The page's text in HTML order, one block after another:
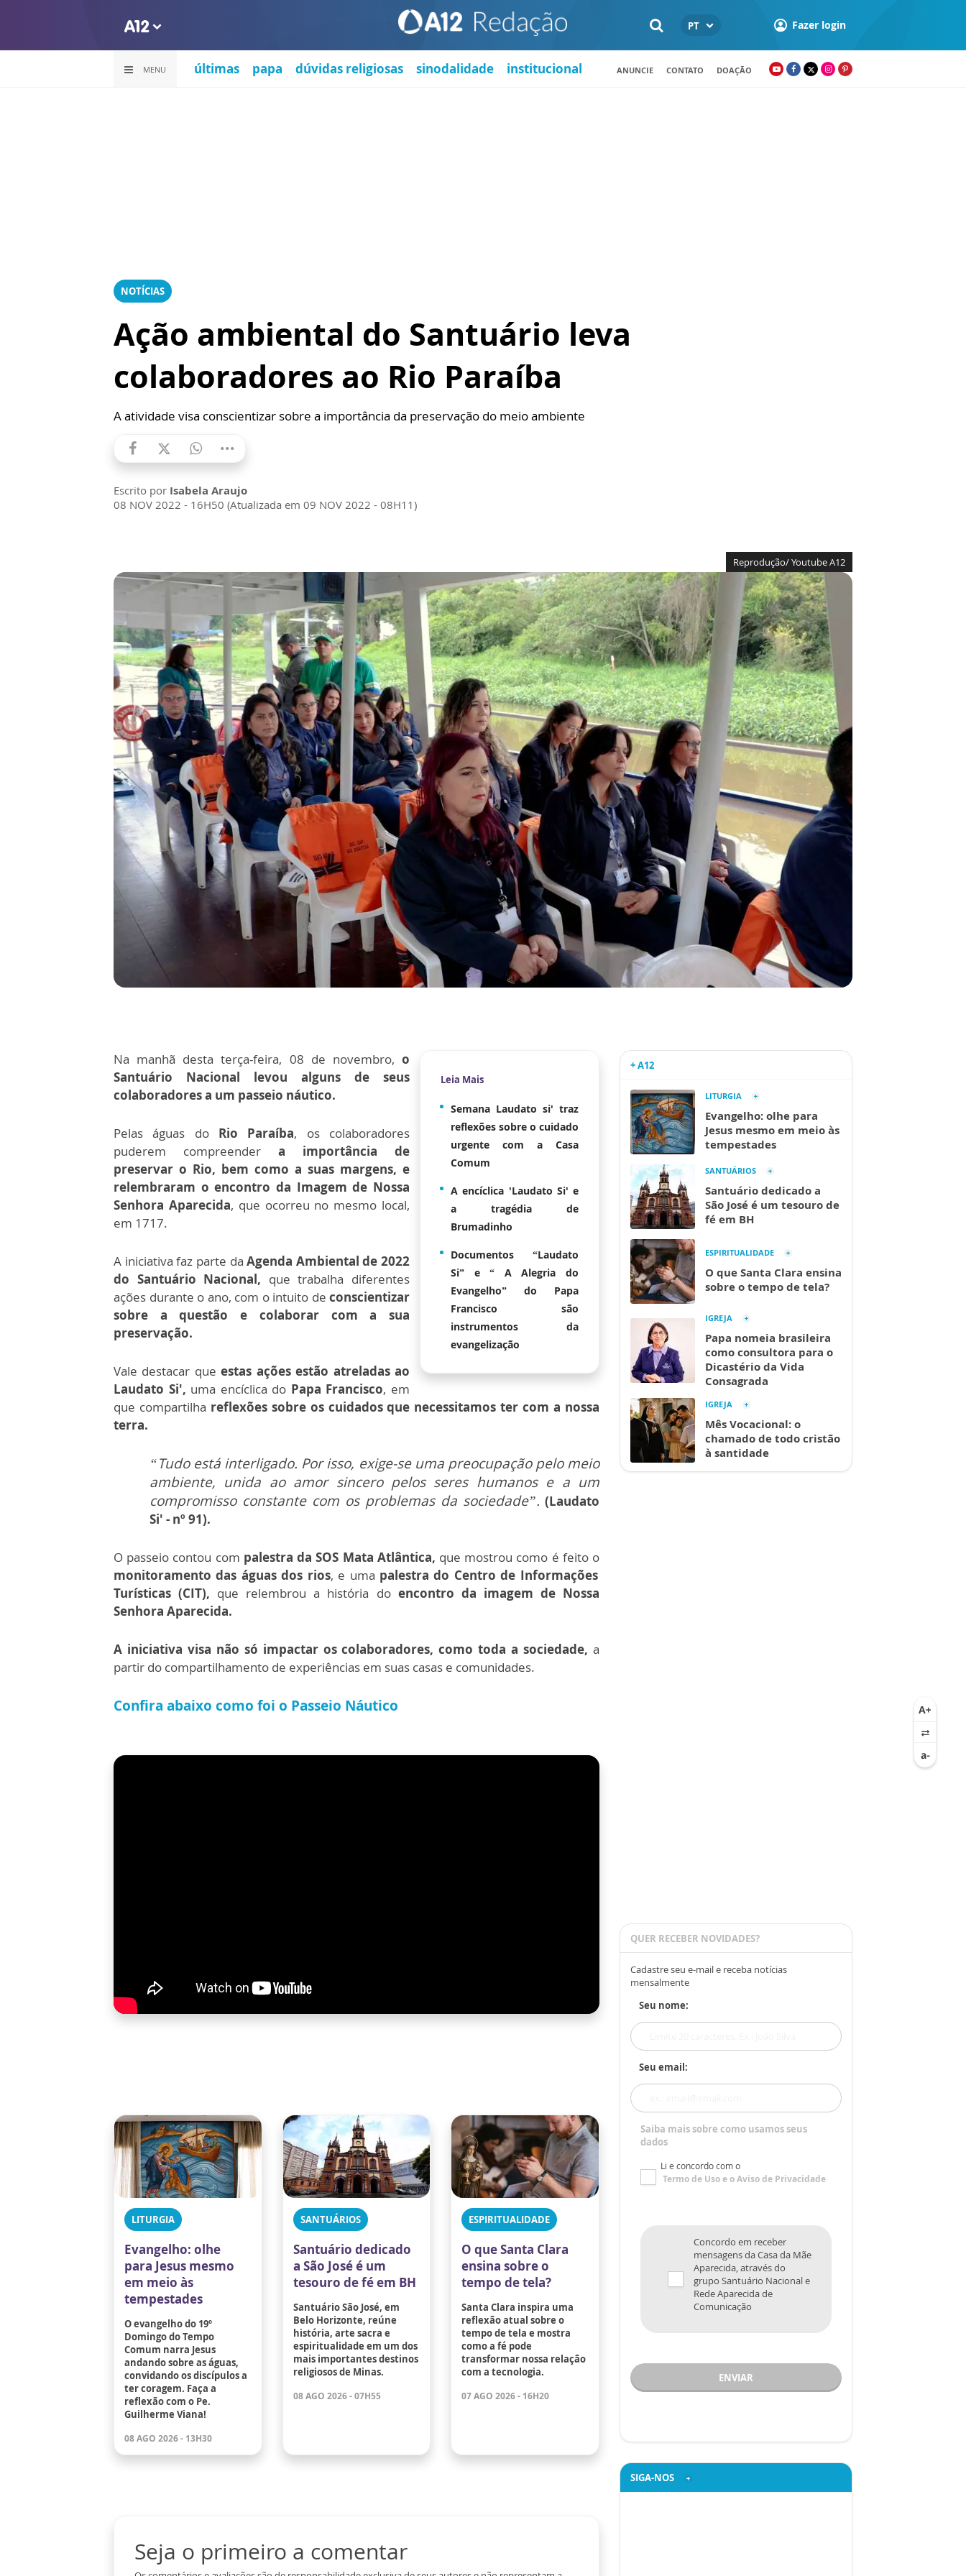
PT Fazer login
MENU últimas papa dúvidas religiosas sinodalidade institucional ANUNCIE CONTATO DOAÇÃO
NOTÍCIAS
Ação ambiental do Santuário leva
colaboradores ao Rio Paraíba
A atividade visa conscientizar sobre a importância da preservação do meio ambiente
Escrito por Isabela Araujo
08 NOV 2022 - 16H50 (Atualizada em 09 NOV 2022 - 08H11)
Reprodução/ Youtube A12
Leia Mais
Semana Laudato si' traz
reflexões sobre o cuidado
urgente com a Casa
Comum
A encíclica 'Laudato Si' e
a tragédia de
Brumadinho
Documentos “Laudato
Si” e “ A Alegria do
Evangelho” do Papa
Francisco são
instrumentos da
evangelização
Na manhã desta terça-feira, 08 de novembro, o
Santuário Nacional levou alguns de seus
colaboradores a um passeio náutico.
Pelas águas do Rio Paraíba, os colaboradores
puderem compreender a importância de
preservar o Rio, bem como a suas margens, e
relembraram o encontro da Imagem de Nossa
Senhora Aparecida, que ocorreu no mesmo local,
em 1717.
A iniciativa faz parte daAgenda Ambiental de 2022
do Santuário Nacional, que trabalha diferentes
ações durante o ano, com o intuito de conscientizar
sobre a questão e colaborar com a sua
preservação.
Vale destacar queestas ações estão atreladas ao
Laudato Si', uma encíclica do Papa Francisco, em
que compartilha reflexões sobre os cuidados que necessitamos ter com a nossa
terra.
“Tudo está interligado. Por isso, exige-se uma preocupação pelo meio
ambiente, unida ao amor sincero pelos seres humanos e a um
compromisso constante com os problemas da sociedade”. (Laudato
Si' - nº 91).
O passeio contou com palestra da SOS Mata Atlântica, que mostrou como é feito o
monitoramento das águas dos rios, e uma palestra do Centro de Informações
Turísticas (CIT), que relembrou a história do encontro da imagem de Nossa
Senhora Aparecida.
A iniciativa visa não só impactar os colaboradores, como toda a sociedade, a
partir do compartilhamento de experiências em suas casas e comunidades.
Confira abaixo como foi o Passeio Náutico
LITURGIA
Evangelho: olhe
para Jesus mesmo
em meio às
tempestades
O evangelho do 19º
Domingo do Tempo
Comum narra Jesus
andando sobre as águas,
convidando os discípulos a
ter coragem. Faça a
reflexão com o Pe.
Guilherme Viana!
08 AGO 2026 - 13H30
SANTUÁRIOS
Santuário dedicado
a São José é um
tesouro de fé em BH
Santuário São José, em
Belo Horizonte, reúne
história, arte sacra e
espiritualidade em um dos
mais importantes destinos
religiosos de Minas.
08 AGO 2026 - 07H55
ESPIRITUALIDADE
O que Santa Clara
ensina sobre o
tempo de tela?
Santa Clara inspira uma
reflexão atual sobre o
tempo de tela e mostra
como a fé pode
transformar nossa relação
com a tecnologia.
07 AGO 2026 - 16H20
Seja o primeiro a comentar
+ A12
LITURGIA
Evangelho: olhe para
Jesus mesmo em meio às
tempestades
SANTUÁRIOS
Santuário dedicado a
São José é um tesouro de
fé em BH
ESPIRITUALIDADE
O que Santa Clara ensina
sobre o tempo de tela?
IGREJA
Papa nomeia brasileira
como consultora para o
Dicastério da Vida
Consagrada
IGREJA
Mês Vocacional: o
chamado de todo cristão
à santidade
QUER RECEBER NOVIDADES?
Cadastre seu e-mail e receba notícias
mensalmente
Seu nome:
Seu email:
Saiba mais sobre como usamos seus
dados
Li e concordo com o
Termo de Usoe oAviso de Privacidade
Concordo em receber
mensagens da Casa da Mãe
Aparecida, através do
grupo Santuário Nacional e
Rede Aparecida de
Comunicação
ENVIAR
SIGA-NOS